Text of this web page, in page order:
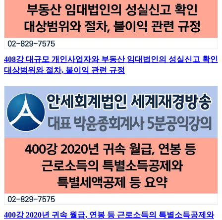
408강 대규모 개인사업자와 부동산 임대법인의 성실신고 확인
대상범위와 절차, 불이익 관련 규정
400강 2020년 귀속 월급, 연봉 등 근로소득의 특별소득공제와